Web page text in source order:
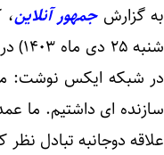
به گزارشجمهور آنلاین
شنبه ۲۵ دی ماه ۱۴۰۳) درباره روند
در شبکه ایکس نوشت: من
سازنده ای داشتیم. ما
علاقه دوجانبه تبادل